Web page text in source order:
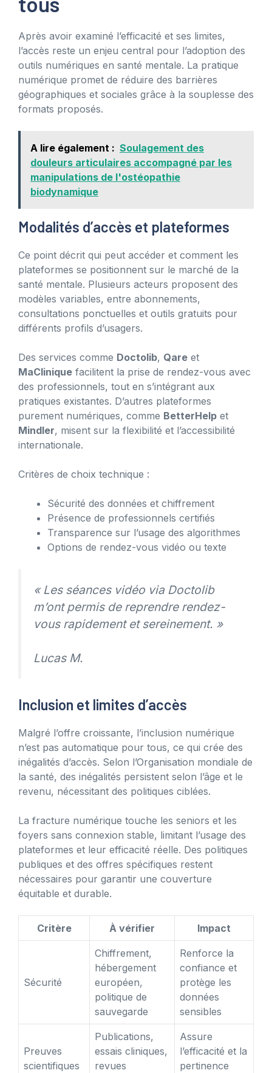
Après avoir examiné l’efficacité et ses limites,
l’accès reste un enjeu central pour l’adoption des
outils numériques en santé mentale. La pratique
numérique promet de réduire des barrières
géographiques et sociales grâce à la souplesse des
formats proposés.
A lire également : Soulagement des
douleurs articulaires accompagné par les
manipulations de l'ostéopathie
biodynamique
Modalités d’accès et plateformes
Ce point décrit qui peut accéder et comment les
plateformes se positionnent sur le marché de la
santé mentale. Plusieurs acteurs proposent des
modèles variables, entre abonnements,
consultations ponctuelles et outils gratuits pour
différents profils d’usagers.
Des services comme Doctolib, Qare et
MaClinique facilitent la prise de rendez-vous avec
des professionnels, tout en s’intégrant aux
pratiques existantes. D’autres plateformes
purement numériques, comme BetterHelp et
Mindler, misent sur la flexibilité et l’accessibilité
internationale.
Critères de choix technique :
Sécurité des données et chiffrement
Présence de professionnels certifiés
Transparence sur l’usage des algorithmes
Options de rendez-vous vidéo ou texte
« Les séances vidéo via Doctolib
m’ont permis de reprendre rendez-
vous rapidement et sereinement. »
Lucas M.
Inclusion et limites d’accès
Malgré l’offre croissante, l’inclusion numérique
n’est pas automatique pour tous, ce qui crée des
inégalités d’accès. Selon l’Organisation mondiale de
la santé, des inégalités persistent selon l’âge et le
revenu, nécessitant des politiques ciblées.
La fracture numérique touche les seniors et les
foyers sans connexion stable, limitant l’usage des
plateformes et leur efficacité réelle. Des politiques
publiques et des offres spécifiques restent
nécessaires pour garantir une couverture
équitable et durable.
Critère À vérifier Impact
Sécurité
Chiffrement,
hébergement
européen,
politique de
sauvegarde
Renforce la
confiance et
protège les
données
sensibles
Preuves
scientifiques
Publications,
essais cliniques,
revues
Assure
l’efficacité et la
pertinence